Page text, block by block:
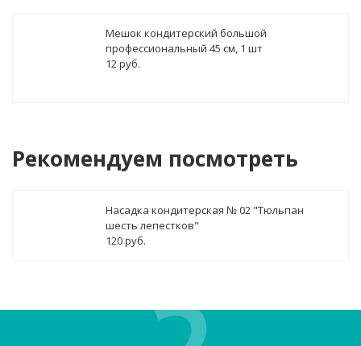
Мешок кондитерский большой
профессиональный 45 см, 1 шт
12 руб.
Рекомендуем посмотреть
Насадка кондитерская № 02 "Тюльпан
шесть лепестков"
120 руб.